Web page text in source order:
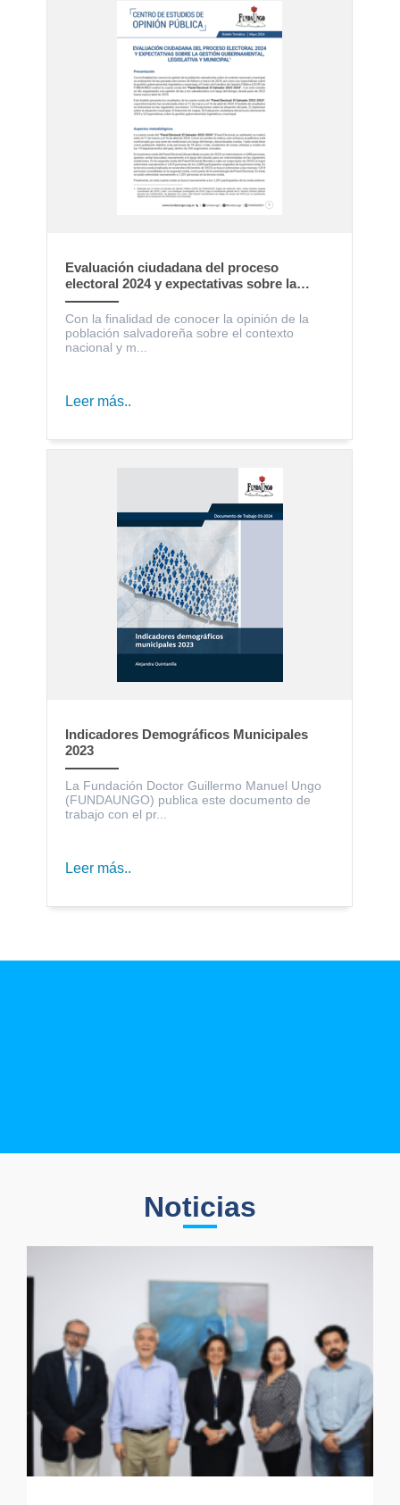
Evaluación ciudadana del proceso
electoral 2024 y expectativas sobre la
gestión gubernamental, legislativa y
municipal
Con la finalidad de conocer la opinión de la
población salvadoreña sobre el contexto
nacional y m...
Leer más..
Indicadores Demográficos Municipales
2023
La Fundación Doctor Guillermo Manuel Ungo
(FUNDAUNGO) publica este documento de
trabajo con el pr...
Leer más..
Noticias